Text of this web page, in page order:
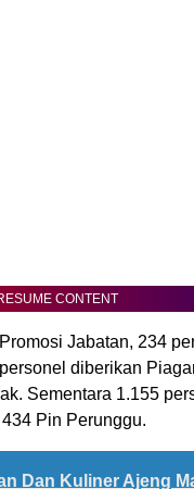
CONTENT
Jabatan, 234
diberikan
Sementara 1.155
Pin Perunggu.
Dan Kuliner Ajeng